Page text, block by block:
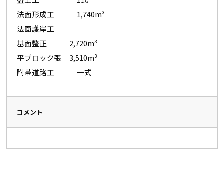
法面形成工 1,740m³
法面護岸工
基面整正 2,720m³
平ブロック張 3,510m³
附帯道路工 一式
コメント